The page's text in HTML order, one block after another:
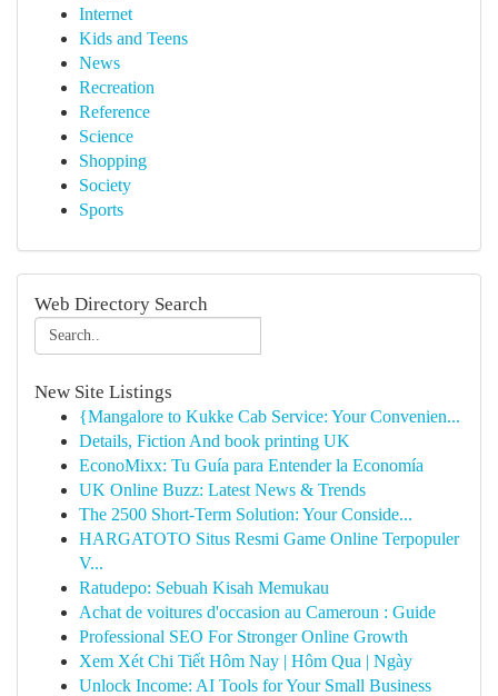
Internet
Kids and Teens
News
Recreation
Reference
Science
Shopping
Society
Sports
Web Directory Search
New Site Listings
{Mangalore to Kukke Cab Service: Your Convenien...
Details, Fiction And book printing UK
EconoMixx: Tu Guía para Entender la Economía
UK Online Buzz: Latest News & Trends
The 2500 Short-Term Solution: Your Conside...
HARGATOTO Situs Resmi Game Online Terpopuler
V...
Ratudepo: Sebuah Kisah Memukau
Achat de voitures d'occasion au Cameroun : Guide
Professional SEO For Stronger Online Growth
Xem Xét Chi Tiết Hôm Nay | Hôm Qua | Ngày
Unlock Income: AI Tools for Your Small Business